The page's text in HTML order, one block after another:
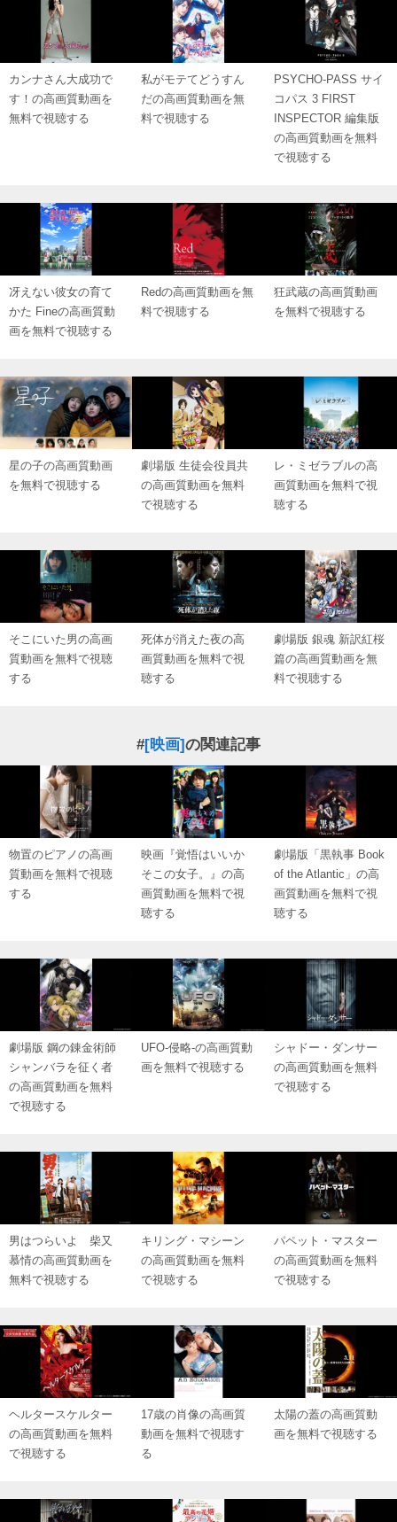
カンナさん大成功で
す！の高画質動画を
無料で視聴する
私がモテてどうすん
だの高画質動画を無
料で視聴する
PSYCHO-PASS サイ
コパス 3 FIRST
INSPECTOR 編集版
の高画質動画を無料
で視聴する
冴えない彼女の育て
かた Fineの高画質動
画を無料で視聴する
Redの高画質動画を無
料で視聴する
狂武蔵の高画質動画
を無料で視聴する
星の子の高画質動画
を無料で視聴する
劇場版 生徒会役員共
の高画質動画を無料
で視聴する
レ・ミゼラブルの高
画質動画を無料で視
聴する
そこにいた男の高画
質動画を無料で視聴
する
死体が消えた夜の高
画質動画を無料で視
聴する
劇場版 銀魂 新訳紅桜
篇の高画質動画を無
料で視聴する
#[映画]の関連記事
物置のピアノの高画
質動画を無料で視聴
する
映画『覚悟はいいか
そこの女子。』の高
画質動画を無料で視
聴する
劇場版「黒執事 Book
of the Atlantic」の高
画質動画を無料で視
聴する
劇場版 鋼の錬金術師
シャンバラを征く者
の高画質動画を無料
で視聴する
UFO-侵略-の高画質動
画を無料で視聴する
シャドー・ダンサー
の高画質動画を無料
で視聴する
男はつらいよ 柴又
慕情の高画質動画を
無料で視聴する
キリング・マシーン
の高画質動画を無料
で視聴する
パペット・マスター
の高画質動画を無料
で視聴する
ヘルタースケルター
の高画質動画を無料
で視聴する
17歳の肖像の高画質
動画を無料で視聴す
る
太陽の蓋の高画質動
画を無料で視聴する